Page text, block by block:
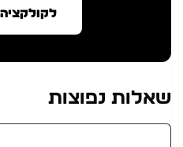
שאלות נפוצות